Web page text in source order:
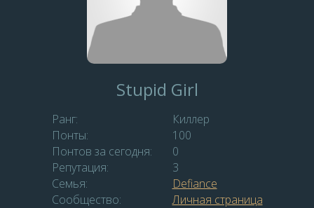
Stupid Girl
Ранг:
Киллер
Понты:
100
Понтов за сегодня:
0
Репутация:
3
Семья:
Defiance
Сообщество:
Личная страница